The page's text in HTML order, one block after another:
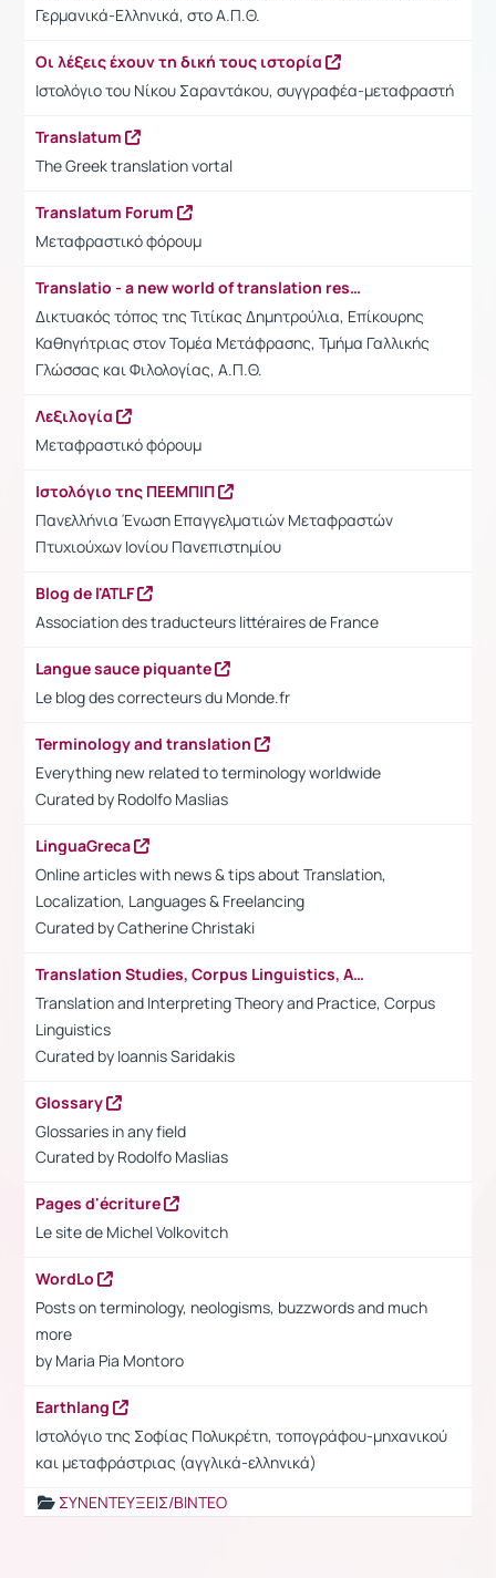
Γερμανικά-Ελληνικά, στο Α.Π.Θ.
Οι λέξεις έχουν τη δική τους ιστορία
Ιστολόγιο του Νίκου Σαραντάκου, συγγραφέα-μεταφραστή
Translatum
The Greek translation vortal
Translatum Forum
Μεταφραστικό φόρουμ
Translatio - a new world of translation resources
Δικτυακός τόπος της Τιτίκας Δημητρούλια, Επίκουρης
Καθηγήτριας στον Τομέα Μετάφρασης, Τμήμα Γαλλικής
Γλώσσας και Φιλολογίας, Α.Π.Θ.
Λεξιλογία
Μεταφραστικό φόρουμ
Ιστολόγιο της ΠΕΕΜΠΙΠ
Πανελλήνια Ένωση Επαγγελματιών Μεταφραστών
Πτυχιούχων Ιονίου Πανεπιστημίου
Blog de l'ATLF
Association des traducteurs littéraires de France
Langue sauce piquante
Le blog des correcteurs du Monde.fr
Terminology and translation
Everything new related to terminology worldwide
Curated by Rodolfo Maslias
LinguaGreca
Online articles with news & tips about Translation,
Localization, Languages & Freelancing
Curated byCatherine Christaki
Translation Studies, Corpus Linguistics, Academia
Translation and Interpreting Theory and Practice, Corpus
Linguistics
Curated by Ioannis Saridakis
Glossary
Glossaries in any field
Curated by Rodolfo Maslias
Pages d'écriture
Le site de Michel Volkovitch
WordLo
Posts on terminology, neologisms, buzzwords and much
more
by Maria Pia Montoro
Earthlang
Ιστολόγιο της Σοφίας Πολυκρέτη, τοπογράφου-μηχανικού
και μεταφράστριας (αγγλικά-ελληνικά)
ΣΥΝΕΝΤΕΥΞΕΙΣ/ΒΙΝΤΕΟ